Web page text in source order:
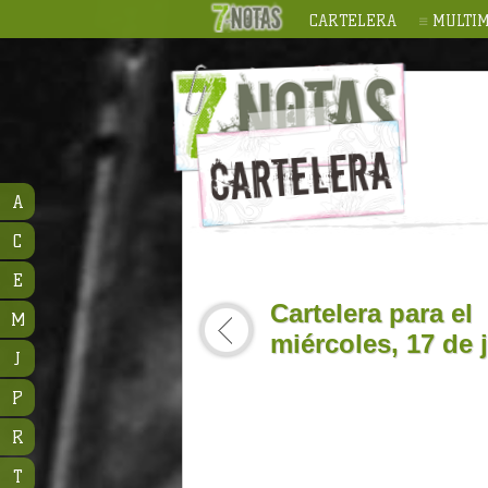
CARTELERA
Cartelera para el
miércoles, 17 de
A
C
E
M
J
P
R
T